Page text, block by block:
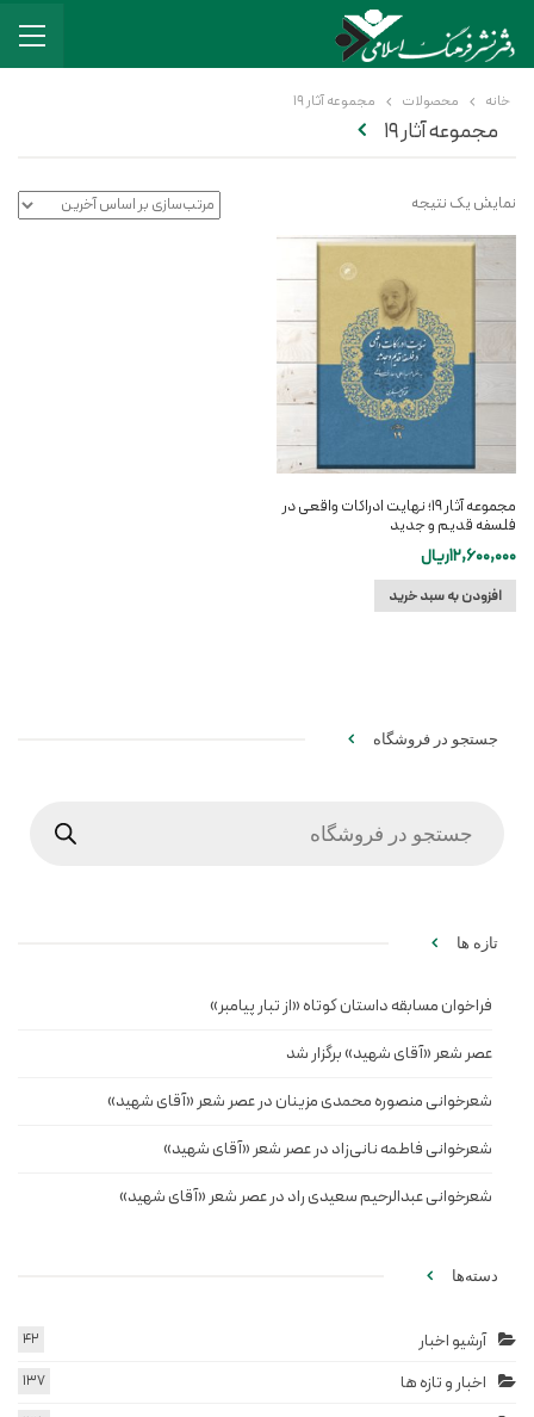
خانه محصولات مجموعه آثار 19
مجموعه آثار 19
نمایش یک نتیجه
مجموعه آثار 19؛ نهایت ادراکات واقعی در
فلسفه قدیم و جدید
12,600,000ریال
افزودن به سبد خرید
جستجو در فروشگاه
تازه ها
فراخوان مسابقه داستان کوتاه «از تبار پیامبر»
عصر شعر «آقای شهید» برگزار شد
شعرخوانی منصوره محمدی مزینان در عصر شعر «آقای شهید»
شعرخوانی فاطمه نانی‌زاد در عصر شعر «آقای شهید»
شعرخوانی عبدالرحیم سعیدی راد در عصر شعر «آقای شهید»
دسته‌ها
آرشیو اخبار 42
اخبار و تازه ها 137